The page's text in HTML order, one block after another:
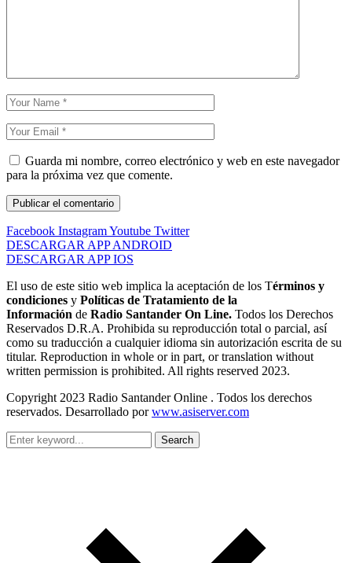
Guarda mi nombre, correo electrónico y web en este navegador
para la próxima vez que comente.
Facebook InstagramYoutube Twitter
DESCARGAR APP ANDROID
DESCARGAR APP IOS
El uso de este sitio web implica la aceptación de los Términos y
condiciones y Políticas de Tratamiento de la
Información de Radio Santander On Line. Todos los Derechos
Reservados D.R.A. Prohibida su reproducción total o parcial, así
como su traducción a cualquier idioma sin autorización escrita de su
titular. Reproduction in whole or in part, or translation without
written permission is prohibited. All rights reserved 2023.
Copyright 2023 Radio Santander Online . Todos los derechos
reservados. Desarrollado porwww.asiserver.com
Search